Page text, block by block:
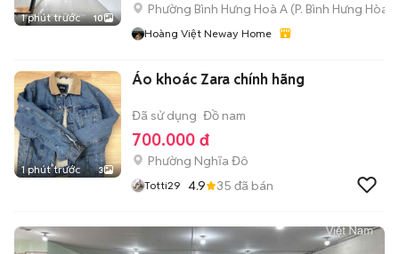
1 phút trước 10
Phường Bình Hưng Hoà A (P. Bình Hưng Hòa
Hoàng Việt Neway Home
1 phút trước 3
Áo khoác Zara chính hãng
Đã sử dụng Đồ nam
700.000 đ
Phường Nghĩa Đô
Totti29 4.9 35 đã bán